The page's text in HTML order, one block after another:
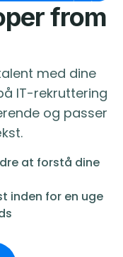
from
med dine
IT-rekruttering
og passer
at forstå dine
inden for en uge